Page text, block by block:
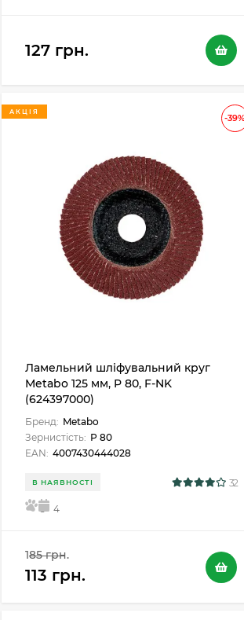
127 грн.
-39%
АКЦІЯ
Ламельний шліфувальний круг
Metabo 125 мм, P 80, F-NK
(624397000)
Бренд: Metabo
Зернистість: Р 80
EAN: 4007430444028
В НАЯВНОСТІ 32
5 4
185 грн.
113 грн.